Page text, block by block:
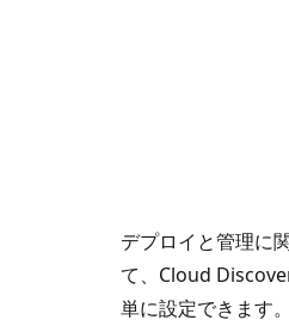
デプロイと管理に
て、Cloud
単に設定できます